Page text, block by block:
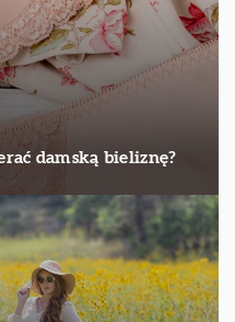
damską bieliznę?